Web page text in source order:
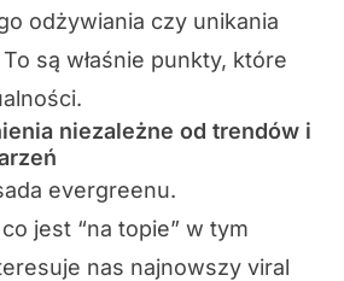
odżywiania czy unikania
są właśnie punkty, które
niezależne od trendów i
evergreenu.
jest “na topie” w tym
nas najnowszy viral